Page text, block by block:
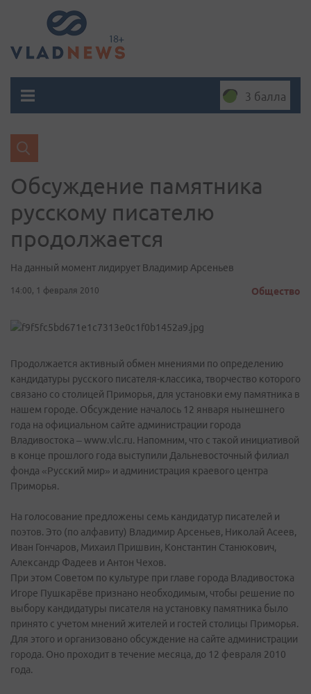
3 балла
Обсуждение памятника
русскому писателю
продолжается
На данный момент лидирует Владимир Арсеньев
14:00, 1 февраля 2010 Общество
Продолжается активный обмен мнениями по определению
кандидатуры русского писателя-классика, творчество которого
связано со столицей Приморья, для установки ему памятника в
нашем городе. Обсуждение началось 12 января нынешнего
года на официальном сайте администрации города
Владивостока – www.vlc.ru. Напомним, что с такой инициативой
в конце прошлого года выступили Дальневосточный филиал
фонда «Русский мир» и администрация краевого центра
Приморья.
На голосование предложены семь кандидатур писателей и
поэтов. Это (по алфавиту) Владимир Арсеньев, Николай Асеев,
Иван Гончаров, Михаил Пришвин, Константин Станюкович,
Александр Фадеев и Антон Чехов.
При этом Советом по культуре при главе города Владивостока
Игоре Пушкарёве признано необходимым, чтобы решение по
выбору кандидатуры писателя на установку памятника было
принято с учетом мнений жителей и гостей столицы Приморья.
Для этого и организовано обсуждение на сайте администрации
города. Оно проходит в течение месяца, до 12 февраля 2010
года.